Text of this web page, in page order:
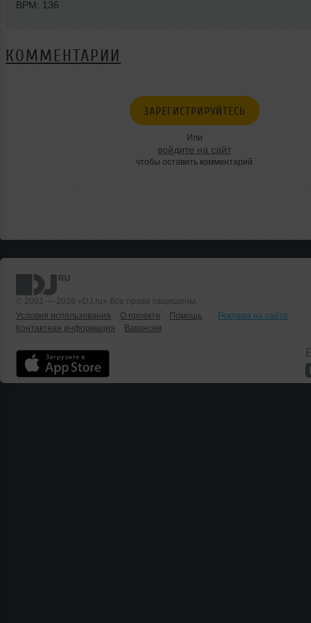
BPM: 136
КОММЕНТАРИИ
ЗАРЕГИСТРИРУЙТЕСЬ
Или
войдите на сайт
чтобы оставить комментарий
© 2001 — 2026 «DJ.ru» Все права защищены.
Условия использования
О проекте Помощь
Реклама на сайте
Контактная информация
Вакансии